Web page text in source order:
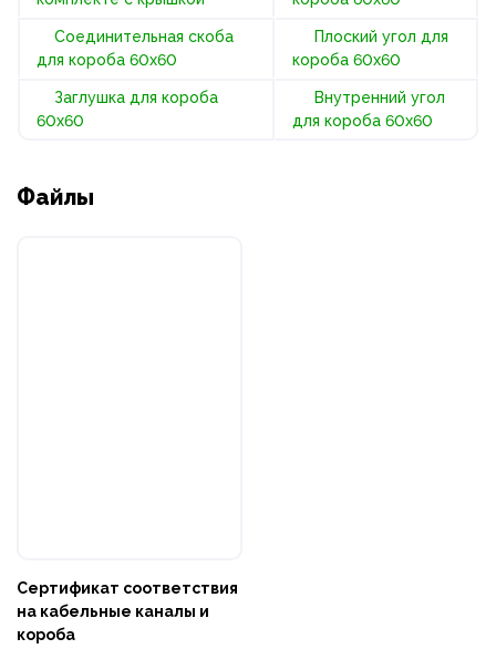
Соединительная скоба
для короба 60х60
Плоский угол для
короба 60х60
Заглушка для короба
60х60
Внутренний угол
для короба 60х60
Файлы
Сертификат соответствия
на кабельные каналы и
короба